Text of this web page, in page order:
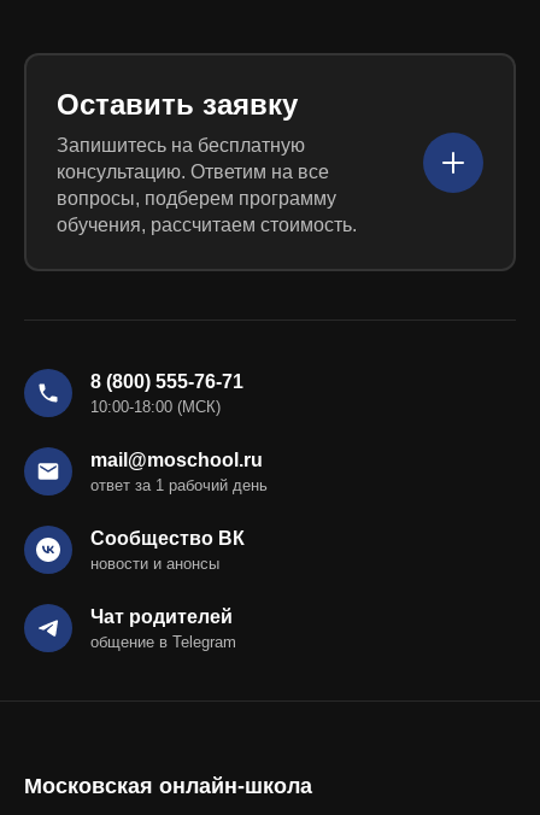
Оставить заявку
Запишитесь на бесплатную
консультацию. Ответим на все
вопросы, подберем программу
обучения, рассчитаем стоимость.
8 (800) 555-76-71
10:00-18:00 (МСК)
mail@moschool.ru
ответ за 1 рабочий день
Сообщество ВК
новости и анонсы
Чат родителей
общение в Telegram
Московская онлайн-школа